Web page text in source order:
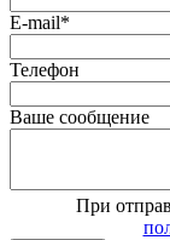
E-mail*
Телефон
Ваше сообщение
При